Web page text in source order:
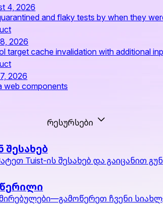
4, 2026
and flaky tests by when they
2026
target cache invalidation with additional
2026
web components
რესურსები
შესახებ
Tuist-ის შესახებ და გაიცანით
ჩვენი